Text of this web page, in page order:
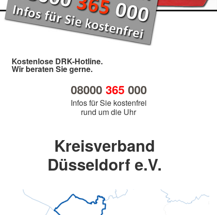
Kostenlose DRK-Hotline.
Wir beraten Sie gerne.
08000 365000
Infos für Sie kostenfrei
rund um die Uhr
Kreisverband
Düsseldorf e.V.